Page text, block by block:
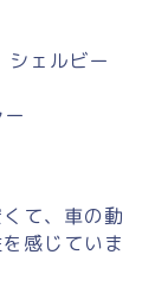
ェルビー
ャー
て、車の動
感じていま